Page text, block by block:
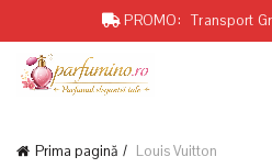
PROMO: Transport
Prima pagină Louis Vuitton